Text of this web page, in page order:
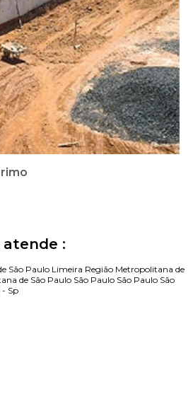
atende :
São Paulo Limeira Região Metropolitana de
de São Paulo São Paulo São Paulo São
- Sp